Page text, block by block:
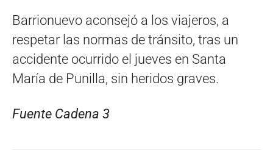
Barrionuevo aconsejó a los viajeros, a
respetar las normas de tránsito, tras un
accidente ocurrido el jueves en Santa
María de Punilla, sin heridos graves.
Fuente Cadena 3